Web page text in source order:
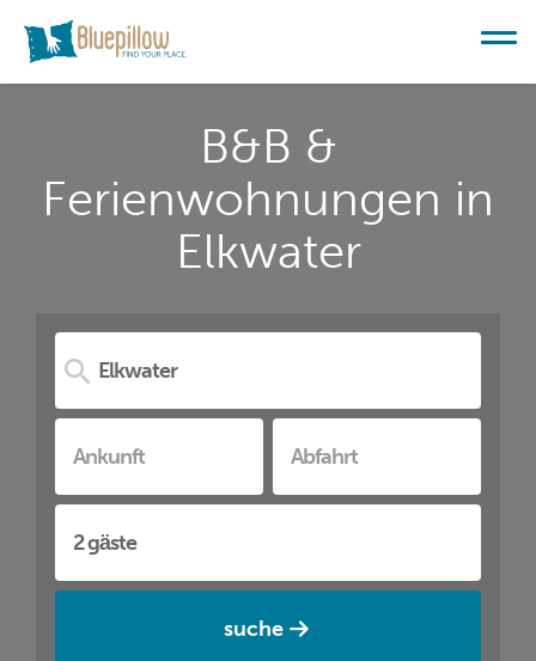
B&B &
Ferienwohnungen in
Elkwater
suche